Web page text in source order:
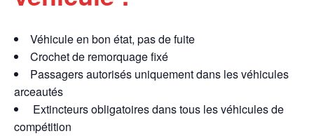
Véhicule en bon état, pas de fuite
Crochet de remorquage fixé
Passagers autorisés uniquement dans les véhicules
arceautés
Extincteurs obligatoires dans tous les véhicules de
compétition